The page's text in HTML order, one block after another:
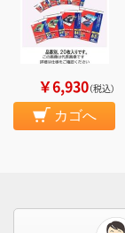
￥6,930（税込）
カゴへ